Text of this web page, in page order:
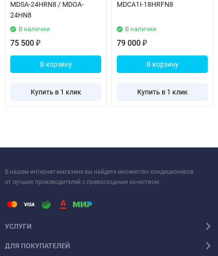
MDSA-24HRN8 / MDOA-
24HN8
В наличии
75 500 ₽
В корзину
Купить в 1 клик
MDCA1I-18HRFN8
В наличии
79 000 ₽
В корзину
Купить в 1 клик
В нашем интернет-магазине вы найдете множество кондиционеров
от лучших производителей с превосходным качеством.
УСЛУГИ
ДЛЯ ПОКУПАТЕЛЕЙ